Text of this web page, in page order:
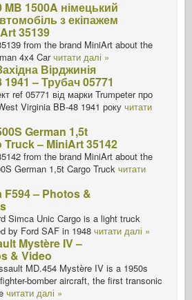
MB 1500A німецький
з екіпажем
35139
from the brand MiniArt about the
4x4 Car читати далі »
Вірджинія
1941 – Трубач 05771
ref 05771 від марки Trumpeter про
Virginia BB-48 1941 року читати
German 1,5t
Truck – MiniArt 35142
from the brand MiniArt about the
German 1,5t Cargo Truck читати
F594 – Photos &
Simca Unic Cargo is a light truck
by Ford SAF in 1948 читати далі »
Mystère IV –
& Video
MD.454 Mystère IV is a 1950s
bomber aircraft, the first transonic
читати далі »